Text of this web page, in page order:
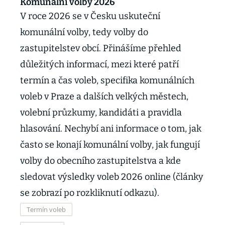
V roce 2026 se v Česku uskuteční
komunální volby, tedy volby do
zastupitelstev obcí. Přinášíme přehled
důležitých informací, mezi které patří
termín a čas voleb, specifika komunálních
voleb v Praze a dalších velkých městech,
volební průzkumy, kandidáti a pravidla
hlasování. Nechybí ani informace o tom, jak
často se konají komunální volby, jak fungují
volby do obecního zastupitelstva a kde
sledovat výsledky voleb 2026 online (články
se zobrazí po rozkliknutí odkazu).
Termín voleb